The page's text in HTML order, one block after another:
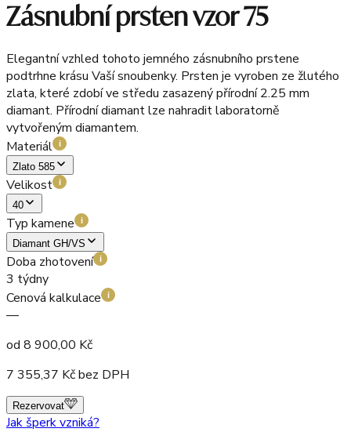
Zásnubní prsten vzor 75
Elegantní vzhled tohoto jemného zásnubního prstene
podtrhne krásu Vaší snoubenky. Prsten je vyroben ze žlutého
zlata, které zdobí ve středu zasazený přírodní 2.25 mm
diamant. Přírodní diamant lze nahradit laboratorně
vytvořeným diamantem.
Materiál
i
Zlato 585
Velikost i
40
Typ kamene i
Diamant GH/VS
Doba zhotovení i
3 týdny
Cenová kalkulace
i
—
od 8 900,00 Kč
7 355,37 Kč bez DPH
Rezervovat
Jak šperk vzniká?